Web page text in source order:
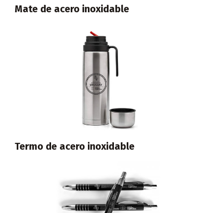
Mate de acero inoxidable
Termo de acero inoxidable